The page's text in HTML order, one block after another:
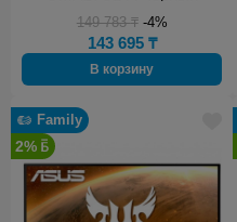
149 783₸ -4%
143 695 ₸
В корзину
Family
2%